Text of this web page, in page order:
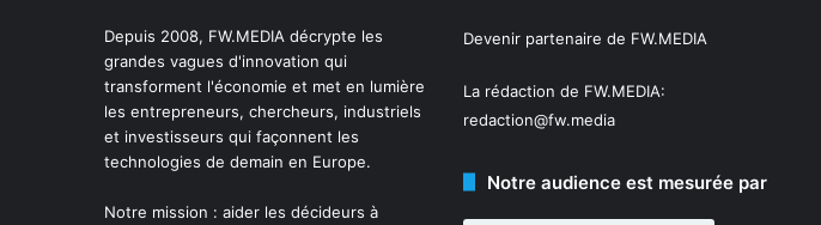
Depuis 2008, FW.MEDIA décrypte les
grandes vagues d'innovation qui
transforment l'économie et met en lumière
les entrepreneurs, chercheurs, industriels
et investisseurs qui façonnent les
technologies de demain en Europe.
Notre mission : aider les décideurs à
Devenir partenaire de FW.MEDIA
La rédaction de FW.MEDIA:
redaction@fw.media
Notre audience est mesurée par